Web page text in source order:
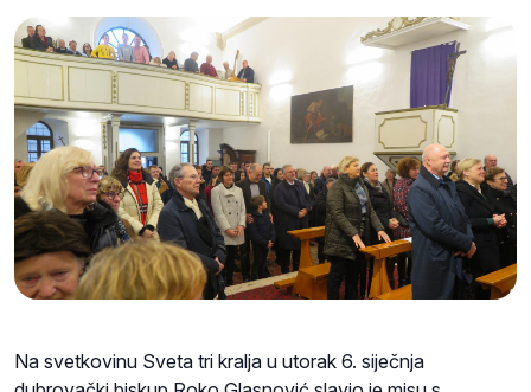
Na svetkovinu Sveta tri kralja u utorak 6. siječnja